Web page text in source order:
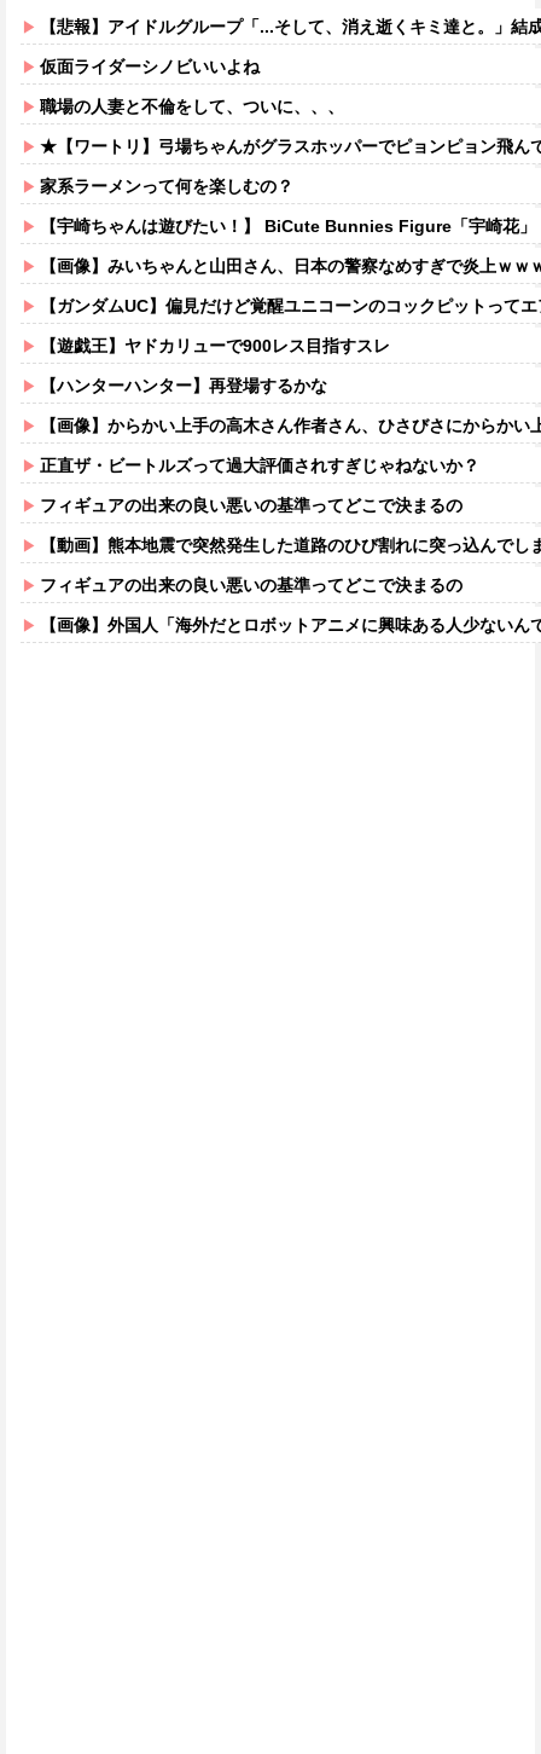
【悲報】アイドルグループ「...そして、消え逝くキミ達と。」結
仮面ライダーシノビいいよね
職場の人妻と不倫をして、ついに、、、
★【ワートリ】弓場ちゃんがグラスホッパーでピョンピョン飛んでるところ想像す
家系ラーメンって何を楽しむの？
【宇崎ちゃんは遊びたい！】 BiCute Bunnies Figure「宇崎花」「宇崎月」メタリックパープルver. プライ
【画像】みいちゃんと山田さん、日本の警察なめすぎで炎上ｗ
【ガンダムUC】偏見だけど覚醒ユニコーンのコックピットってエア
【遊戯王】ヤドカリューで900レス目指すスレ
【ハンターハンター】再登場するかな
【画像】からかい上手の高木さん作者さん、ひさびさにからかい上手の高木
正直ザ・ビートルズって過大評価されすぎじゃねないか？
フィギュアの出来の良い悪いの基準ってどこで決まるの
【動画】熊本地震で突然発生した道路のひび割れに突っ込んでし
フィギュアの出来の良い悪いの基準ってどこで決まるの
【画像】外国人「海外だとロボットアニメに興味ある人少ないん